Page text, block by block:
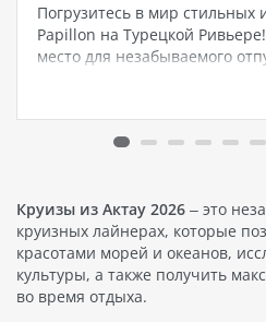
Погрузитесь в мир стильных
Papillon на Турецкой
место для незабываемого
Papillon, расположенных на
города Белек. Ставшая…
Круизы из Актау 2026 – это
круизных лайнерах, которые
красотами морей и океанов,
культуры, а также получить
во время отдыха.